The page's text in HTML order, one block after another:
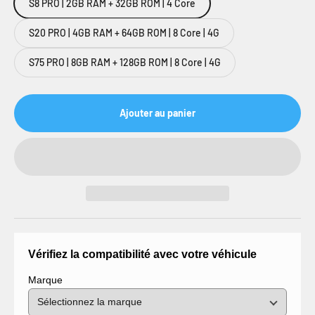
S8 PRO | 2GB RAM + 32GB ROM | 4 Core
S20 PRO | 4GB RAM + 64GB ROM | 8 Core | 4G
S75 PRO | 8GB RAM + 128GB ROM | 8 Core | 4G
Ajouter au panier
Vérifiez la compatibilité avec votre véhicule
Marque